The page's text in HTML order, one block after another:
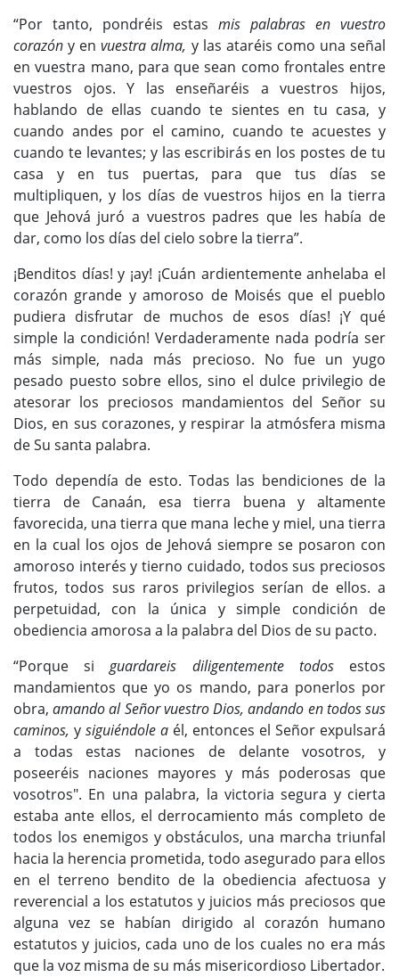
“Por tanto, pondréis estas mis palabras en vuestro
corazón y envuestra alma, y ​​las ataréis como una señal
en vuestra mano, para que sean como frontales entre
vuestros ojos. Y las enseñaréis a vuestros hijos,
hablando de ellas cuando te sientes en tu casa, y
cuando andes por el camino, cuando te acuestes y
cuando te levantes; y las escribirás en los postes de tu
casa y en tus puertas, para que tus días se
multipliquen, y los días de vuestros hijos en la tierra
que Jehová juró a vuestros padres que les había de
dar, como los días del cielo sobre la tierra”.
¡Benditos días! y ¡ay! ¡Cuán ardientemente anhelaba el
corazón grande y amoroso de Moisés que el pueblo
pudiera disfrutar de muchos de esos días! ¡Y qué
simple la condición! Verdaderamente nada podría ser
más simple, nada más precioso. No fue un yugo
pesado puesto sobre ellos, sino el dulce privilegio de
atesorar los preciosos mandamientos del Señor su
Dios, en sus corazones, y respirar la atmósfera misma
de Su santa palabra.
Todo dependía de esto. Todas las bendiciones de la
tierra de Canaán, esa tierra buena y altamente
favorecida, una tierra que mana leche y miel, una tierra
en la cual los ojos de Jehová siempre se posaron con
amoroso interés y tierno cuidado, todos sus preciosos
frutos, todos sus raros privilegios serían de ellos. a
perpetuidad, con la única y simple condición de
obediencia amorosa a la palabra del Dios de su pacto.
“Porque siguardareis diligentemente todosestos
mandamientos que yo os mando, para ponerlos por
obra,amando al Señor vuestro Dios, andando en todos sus
caminos, y siguiéndole a él, entonces el Señor expulsará
a todas estas naciones de delante vosotros, y
poseeréis naciones mayores y más poderosas que
vosotros". En una palabra, la victoria segura y cierta
estaba ante ellos, el derrocamiento más completo de
todos los enemigos y obstáculos, una marcha triunfal
hacia la herencia prometida, todo asegurado para ellos
en el terreno bendito de la obediencia afectuosa y
reverencial a los estatutos y juicios más preciosos que
alguna vez se habían dirigido al corazón humano
estatutos y juicios, cada uno de los cuales no era más
que la voz misma de su más misericordioso Libertador.